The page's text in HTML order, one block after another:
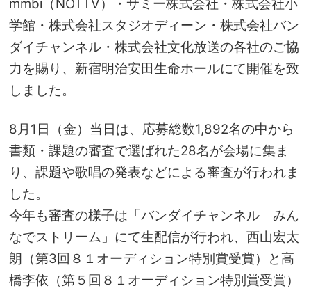
mmbi（NOTTV）・サミー株式会社・株式会社小
学館・株式会社スタジオディーン・株式会社バン
ダイチャンネル・株式会社文化放送の各社のご協
力を賜り、新宿明治安田生命ホールにて開催を致
しました。
8月1日（金）当日は、応募総数1,892名の中から
書類・課題の審査で選ばれた28名が会場に集ま
り、課題や歌唱の発表などによる審査が行われま
した。
今年も審査の様子は「バンダイチャンネル みん
なでストリーム」にて生配信が行われ、西山宏太
朗（第3回８１オーディション特別賞受賞）と高
橋李依（第５回８１オーディション特別賞受賞）